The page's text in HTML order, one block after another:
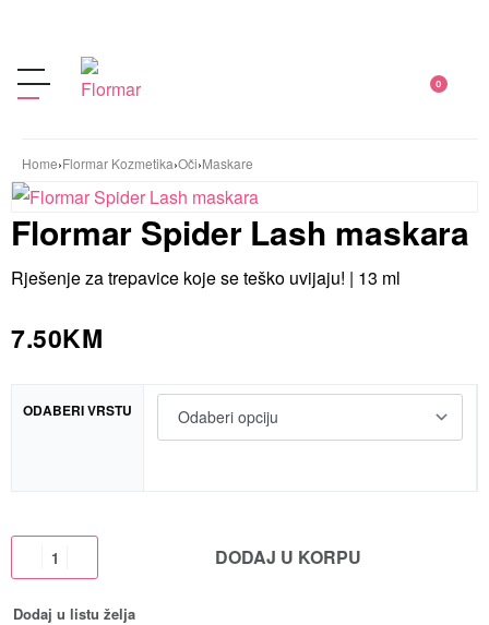
0
Home›Flormar Kozmetika›Oči›Maskare
Flormar Spider Lash maskara
Rješenje za trepavice koje se teško uvijaju! | 13 ml
7.50KM
ODABERI VRSTU
DODAJ U KORPU
Dodaj u listu želja